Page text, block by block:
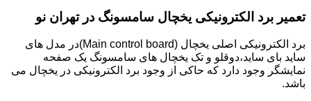
تعمیر برد الکترونیکی یخچال سامسونگ در تهران نو
برد الکترونیکی اصلی یخچال (Main control board)در مدل های
ساید بای ساید،دوقلو و تک یخچال های سامسونگ یک صفحه
نمایشگر وجود دارد که حاکی از وجود برد الکترونیکی در یخچال می
باشد.